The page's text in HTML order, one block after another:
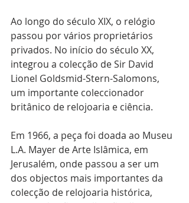
Ao longo do século XIX, o relógio
passou por vários proprietários
privados. No início do século XX,
integrou a colecção de Sir David
Lionel Goldsmid-Stern-Salomons,
um importante coleccionador
britânico de relojoaria e ciência.
Em 1966, a peça foi doada ao Museu
L.A. Mayer de Arte Islâmica, em
Jerusalém, onde passou a ser um
dos objectos mais importantes da
colecção de relojoaria histórica,